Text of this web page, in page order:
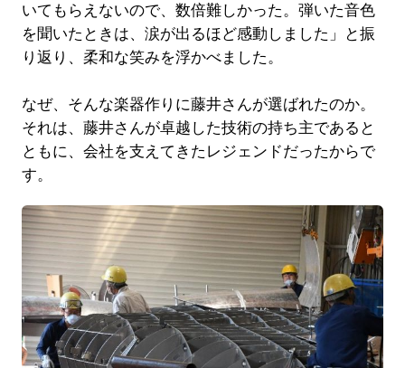
いてもらえないので、数倍難しかった。弾いた音色
を聞いたときは、涙が出るほど感動しました」と振
り返り、柔和な笑みを浮かべました。
なぜ、そんな楽器作りに藤井さんが選ばれたのか。
それは、藤井さんが卓越した技術の持ち主であると
ともに、会社を支えてきたレジェンドだったからで
す。